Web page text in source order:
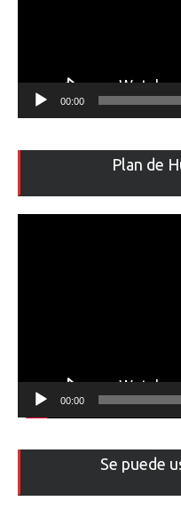
00:00
Plan de
00:00
Se puede